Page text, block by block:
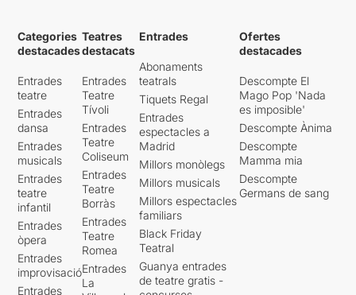
Categories
destacades
Entrades
teatre
Entrades
dansa
Entrades
musicals
Entrades
teatre
infantil
Entrades
òpera
Entrades
improvisació
Entrades
Teatres
destacats
Entrades
Teatre
Tívoli
Entrades
Teatre
Coliseum
Entrades
Teatre
Borràs
Entrades
Teatre
Romea
Entrades
La
Entrades
Abonaments
teatrals
Tiquets Regal
Entrades
espectacles a
Madrid
Millors monòlegs
Millors musicals
Millors espectacles
familiars
Black Friday
Teatral
Guanya entrades
de teatre gratis -
Ofertes
destacades
Descompte El
Mago Pop 'Nada
es imposible'
Descompte Ànima
Descompte
Mamma mia
Descompte
Germans de sang